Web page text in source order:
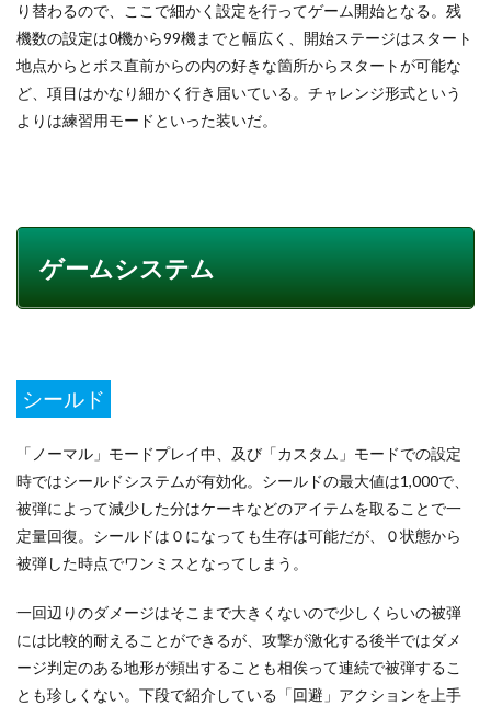
り替わるので、ここで細かく設定を行ってゲーム開始となる。残
機数の設定は0機から99機までと幅広く、開始ステージはスタート
地点からとボス直前からの内の好きな箇所からスタートが可能な
ど、項目はかなり細かく行き届いている。チャレンジ形式という
よりは練習用モードといった装いだ。
ゲームシステム
シールド
「ノーマル」モードプレイ中、及び「カスタム」モードでの設定
時ではシールドシステムが有効化。シールドの最大値は1,000で、
被弾によって減少した分はケーキなどのアイテムを取ることで一
定量回復。シールドは０になっても生存は可能だが、０状態から
被弾した時点でワンミスとなってしまう。
一回辺りのダメージはそこまで大きくないので少しくらいの被弾
には比較的耐えることができるが、攻撃が激化する後半ではダメ
ージ判定のある地形が頻出することも相俟って連続で被弾するこ
とも珍しくない。下段で紹介している「回避」アクションを上手